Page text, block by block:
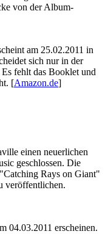
von der Album-
am 25.02.2011 in
sich nur in der
fehlt das Booklet und
[Amazon.de]
einen neuerlichen
geschlossen. Die
Rays on Giant"
veröffentlichen.
04.03.2011 erscheinen.